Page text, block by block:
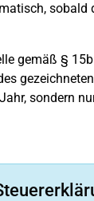
gemäß §
sondern